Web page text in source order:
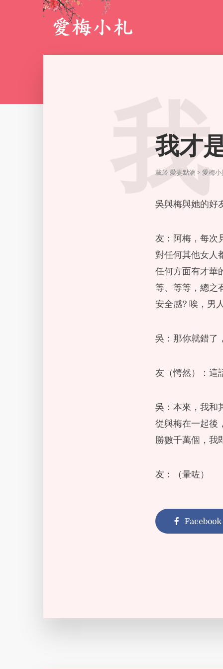
我才
載於 愛妻點滴 > 愛梅小
我
吳與梅與她的好
友：阿梅，每次
對任何其他女人
任何方面有才華
等、等等，總之
安全感? 唉，男
吳：那你就錯了
友（愕然）：這
吳：本來，我和
從與梅在一起後
勝數千萬個，我
友：（暈咗）
Facebook